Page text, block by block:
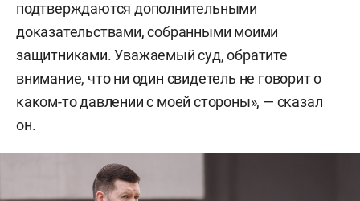
муниципальный объект, учителей которой
трудоустроили на муниципальные должности.
Детали претензий в суде не раскрыли, но ущерб
по эпизоду — 10 млн рублей.
подтверждаются дополнительными
доказательствами, собранными моими
защитниками. Уважаемый суд, обратите
внимание, что ни один свидетель не говорит о
каком-то давлении с моей стороны», — сказал
он.